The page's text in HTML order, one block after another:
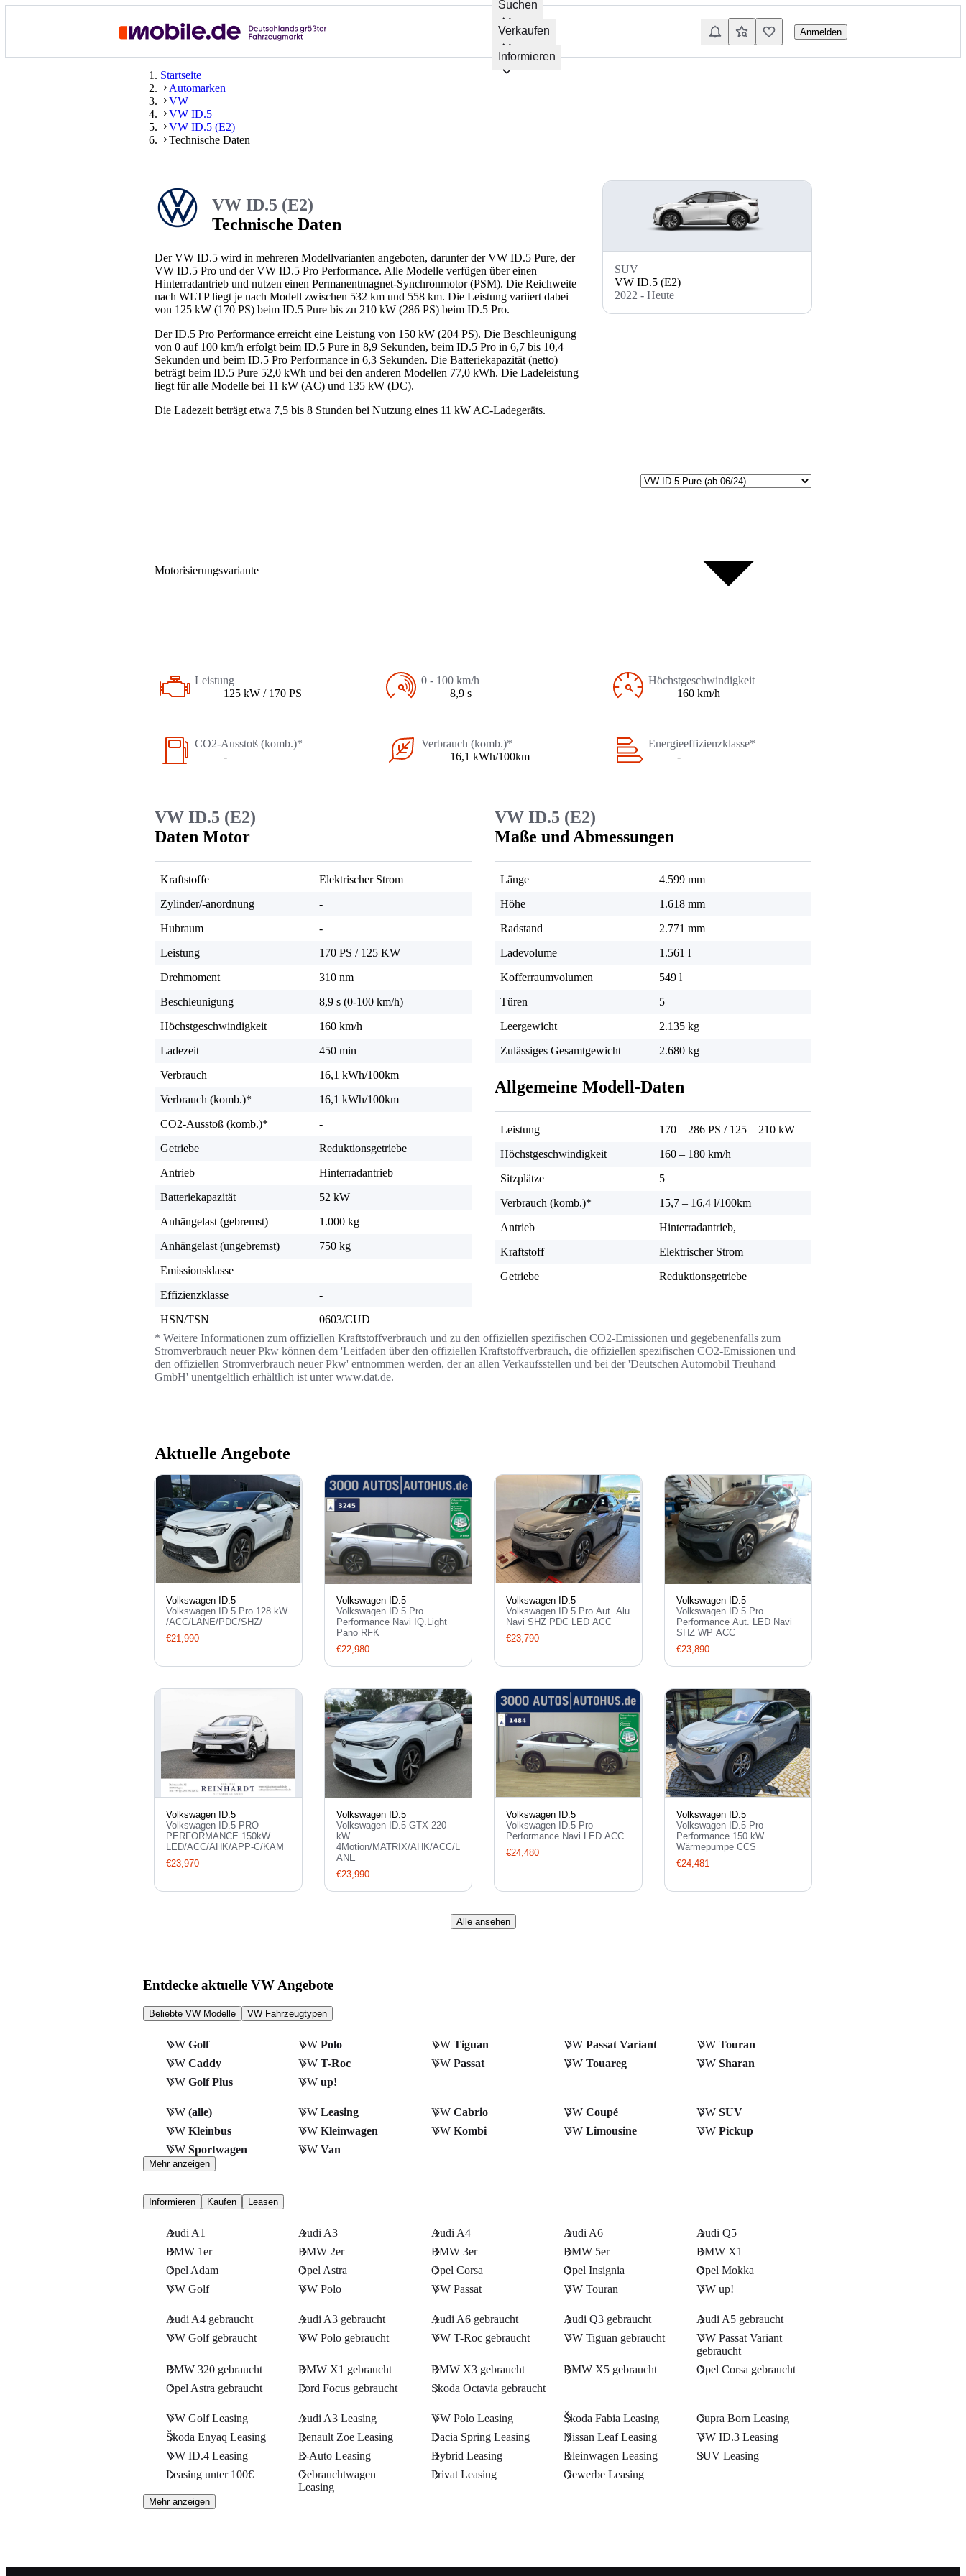
Suchen
Verkaufen
Informieren
Anmelden
Startseite
Automarken
VW
VW ID.5
VW ID.5 (E2)
Technische Daten
VW ID.5 (E2)
Technische Daten
Der VW ID.5 wird in mehreren Modellvarianten angeboten, darunter der VW ID.5 Pure, der
VW ID.5 Pro und der VW ID.5 Pro Performance. Alle Modelle verfügen über einen
Hinterradantrieb und nutzen einen Permanentmagnet-Synchronmotor (PSM). Die Reichweite
nach WLTP liegt je nach Modell zwischen 532 km und 558 km. Die Leistung variiert dabei
von 125 kW (170 PS) beim ID.5 Pure bis zu 210 kW (286 PS) beim ID.5 Pro.
Der ID.5 Pro Performance erreicht eine Leistung von 150 kW (204 PS). Die Beschleunigung
von 0 auf 100 km/h erfolgt beim ID.5 Pure in 8,9 Sekunden, beim ID.5 Pro in 6,7 bis 10,4
Sekunden und beim ID.5 Pro Performance in 6,3 Sekunden. Die Batteriekapazität (netto)
beträgt beim ID.5 Pure 52,0 kWh und bei den anderen Modellen 77,0 kWh. Die Ladeleistung
liegt für alle Modelle bei 11 kW (AC) und 135 kW (DC).
Die Ladezeit beträgt etwa 7,5 bis 8 Stunden bei Nutzung eines 11 kW AC-Ladegeräts.
SUV
VW ID.5 (E2)
2022 - Heute
Motorisierungsvariante
Leistung
125 kW / 170 PS
0 - 100 km/h
8,9 s
Höchstgeschwindigkeit
160 km/h
CO2-Ausstoß (komb.)*
-
Verbrauch (komb.)*
16,1 kWh/100km
Energieeffizienzklasse*
-
VW ID.5 (E2)
Daten Motor
Kraftstoffe
Elektrischer Strom
Zylinder/-anordnung
-
Hubraum
-
Leistung
170 PS / 125 KW
Drehmoment
310 nm
Beschleunigung
8,9 s (0-100 km/h)
Höchstgeschwindigkeit
160 km/h
Ladezeit
450 min
Verbrauch
16,1 kWh/100km
Verbrauch (komb.)*
16,1 kWh/100km
CO2-Ausstoß (komb.)*
-
Getriebe
Reduktionsgetriebe
Antrieb
Hinterradantrieb
Batteriekapazität
52 kW
Anhängelast (gebremst)
1.000 kg
Anhängelast (ungebremst)
750 kg
Emissionsklasse
Effizienzklasse
-
HSN/TSN
0603/CUD
VW ID.5 (E2)
Maße und Abmessungen
Länge
4.599 mm
Höhe
1.618 mm
Radstand
2.771 mm
Ladevolume
1.561 l
Kofferraumvolumen
549 l
Türen
5
Leergewicht
2.135 kg
Zulässiges Gesamtgewicht
2.680 kg
Allgemeine Modell-Daten
Leistung 170 – 286 PS / 125 – 210 kW
Höchstgeschwindigkeit
160 – 180 km/h
Sitzplätze
5
Verbrauch (komb.)*
15,7 – 16,4 l/100km
Antrieb
Hinterradantrieb,
Kraftstoff
Elektrischer Strom
Getriebe
Reduktionsgetriebe
* Weitere Informationen zum offiziellen Kraftstoffverbrauch und zu den offiziellen spezifischen CO2-Emissionen und gegebenenfalls zum
Stromverbrauch neuer Pkw können dem 'Leitfaden über den offiziellen Kraftstoffverbrauch, die offiziellen spezifischen CO2-Emissionen und
den offiziellen Stromverbrauch neuer Pkw' entnommen werden, der an allen Verkaufsstellen und bei der 'Deutschen Automobil Treuhand
GmbH' unentgeltlich erhältlich ist unter www.dat.de.
Aktuelle Angebote
Volkswagen ID.5
Volkswagen ID.5 Pro 128 kW
/ACC/LANE/PDC/SHZ/
€21,990
Volkswagen ID.5
Volkswagen ID.5 Pro
Performance Navi IQ.Light
Pano RFK
€22,980
Volkswagen ID.5
Volkswagen ID.5 Pro Aut. Alu
Navi SHZ PDC LED ACC
€23,790
Volkswagen ID.5
Volkswagen ID.5 Pro
Performance Aut. LED Navi
SHZ WP ACC
€23,890
Volkswagen ID.5
Volkswagen ID.5 PRO
PERFORMANCE 150kW
LED/ACC/AHK/APP-C/KAM
€23,970
Volkswagen ID.5
Volkswagen ID.5 GTX 220
kW
4Motion/MATRIX/AHK/ACC/L
ANE
€23,990
Volkswagen ID.5
Volkswagen ID.5 Pro
Performance Navi LED ACC
€24,480
Volkswagen ID.5
Volkswagen ID.5 Pro
Performance 150 kW
Wärmepumpe CCS
€24,481
Alle ansehen
Entdecke aktuelle VW Angebote
Beliebte VW Modelle VW Fahrzeugtypen
VW Golf VWPolo VW Tiguan VWPassat Variant VW Touran
VW Caddy VWT-Roc VW Passat VWTouareg VW Sharan
VW Golf Plus VWup!
VW (alle) VWLeasing VW Cabrio VWCoupé VW SUV
VW Kleinbus VWKleinwagen VW Kombi VWLimousine VW Pickup
VW Sportwagen VWVan
Mehr anzeigen
Informieren Kaufen Leasen
Audi A1 Audi A3 Audi A4 Audi A6
Audi Q5
BMW 1er
BMW 2er BMW 3er BMW 5er
BMW X1
Opel Adam
Opel Astra Opel Corsa Opel Insignia
Opel Mokka
VW Golf
VW Polo VW Passat VW Touran VW up!
Audi A4 gebraucht Audi A3 gebraucht Audi A6 gebraucht Audi Q3 gebraucht
Audi A5 gebraucht
VW Golf gebraucht
VW Polo gebraucht VW T-Roc gebraucht VW Tiguan gebraucht
VW Passat Variant
gebraucht
BMW 320 gebraucht
BMW X1 gebraucht BMW X3 gebraucht BMW X5 gebraucht
Opel Corsa gebraucht
Opel Astra gebraucht
Ford Focus gebraucht Skoda Octavia gebraucht
VW Golf Leasing Audi A3 Leasing VW Polo Leasing Škoda Fabia Leasing
Cupra Born Leasing
Škoda Enyaq Leasing
Renault Zoe Leasing Dacia Spring Leasing Nissan Leaf Leasing
VW ID.3 Leasing
VW ID.4 Leasing
E-Auto Leasing Hybrid Leasing Kleinwagen Leasing
SUV Leasing
Leasing unter 100€
Gebrauchtwagen
Leasing
Privat Leasing Gewerbe Leasing
Mehr anzeigen